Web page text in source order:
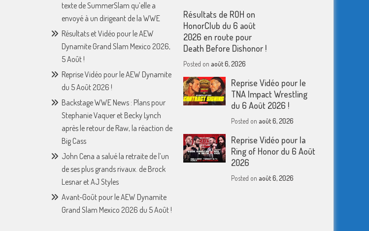
texte de SummerSlam qu’elle a
envoyé à un dirigeant de la WWE
Résultats et Vidéo pour le AEW
Dynamite Grand Slam Mexico 2026,
5 Août !
Reprise Vidéo pour le AEW Dynamite
du 5 Août 2026 !
Backstage WWE News : Plans pour
Stephanie Vaquer et Becky Lynch
après le retour de Raw, la réaction de
Big Cass
John Cena a salué la retraite de l’un
de ses plus grands rivaux. de Brock
Lesnar et AJ Styles
Avant-Goût pour le AEW Dynamite
Grand Slam Mexico 2026 du 5 Août !
Résultats de ROH on
HonorClub du 6 août
2026 en route pour
Death Before Dishonor !
Posted on août 6, 2026
Reprise Vidéo pour le
TNA Impact Wrestling
du 6 Août 2026 !
Posted on août 6, 2026
Reprise Vidéo pour la
Ring of Honor du 6 Août
2026
Posted on août 6, 2026